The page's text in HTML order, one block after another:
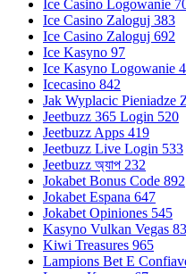
Ice Casino Logowanie
Ice Casino Zaloguj 383
Ice Casino Zaloguj 692
Ice Kasyno 97
Ice Kasyno Logowanie
Icecasino 842
Jak Wyplacic Pieniadze
Jeetbuzz 365 Login 520
Jeetbuzz Apps 419
Jeetbuzz Live Login 533
Jeetbuzz অ্যাপ 232
Jokabet Bonus Code 892
Jokabet Espana 647
Jokabet Opiniones 545
Kasyno Vulkan Vegas
Kiwi Treasures 965
Lampions Bet E